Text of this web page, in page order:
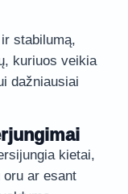
stabilumą,
kuriuos veikia
dažniausiai
kietai,
oru ar esant